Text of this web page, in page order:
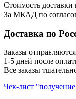
Стоимость
За МКАД по
Доставка по
Заказы
1-5 дней после
Все заказы
Чек-лист